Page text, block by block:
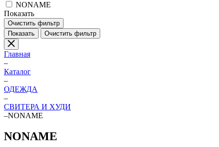
NONAME
Показать
Очистить фильтр
Показать
Очистить фильтр
Главная
–
Каталог
–
ОДЕЖДА
–
СВИТЕРА И ХУДИ
–NONAME
NONAME